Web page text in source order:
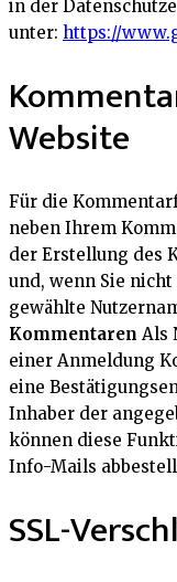
in der
unter: https://
Website
Für die
neben Ihrem
der Erstellung des
und, wenn Sie
gewählte
Kommentaren Als
einer Anmeldung
eine
Inhaber der
können diese
Info-Mails
SSL-